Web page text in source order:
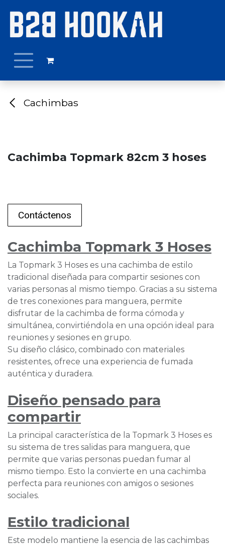
Cachimbas
Cachimba Topmark 82cm 3 hoses
Contáctenos
Cachimba Topmark 3 Hoses
La Topmark 3 Hoses es una cachimba de estilo
tradicional diseñada para compartir sesiones con
varias personas al mismo tiempo. Gracias a su sistema
de tres conexiones para manguera, permite
disfrutar de la cachimba de forma cómoda y
simultánea, convirtiéndola en una opción ideal para
reuniones y sesiones en grupo.
Su diseño clásico, combinado con materiales
resistentes, ofrece una experiencia de fumada
auténtica y duradera.
Diseño pensado para
compartir
La principal característica de la Topmark 3 Hoses es
su sistema de tres salidas para manguera, que
permite que varias personas puedan fumar al
mismo tiempo. Esto la convierte en una cachimba
perfecta para reuniones con amigos o sesiones
sociales.
Estilo tradicional
Este modelo mantiene la esencia de las cachimbas